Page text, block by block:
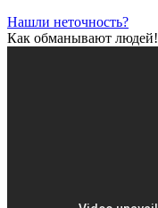
Нашли неточность?
Как обманывают людей!